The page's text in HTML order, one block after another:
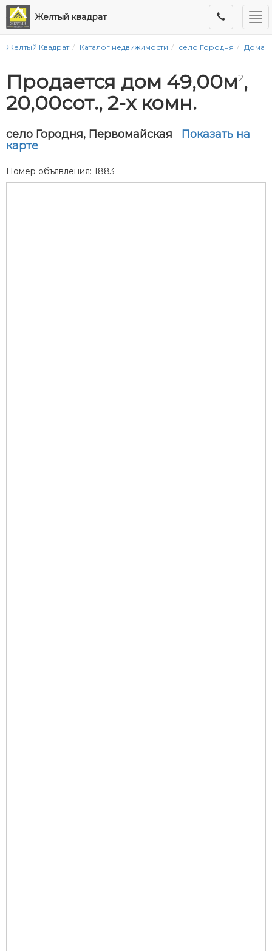
Желтый квадрат
Желтый Квадрат Каталог недвижимости село Городня Дома
Продается дом 49,00м2,
20,00сот., 2-x комн.
село Городня, Первомайская
Показать на
карте
Номер объявления: 1883